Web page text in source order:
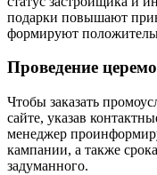
подарки повышают
формируют
Проведение
Чтобы заказать
сайте, указав
менеджер
кампании, а также
задуманного.